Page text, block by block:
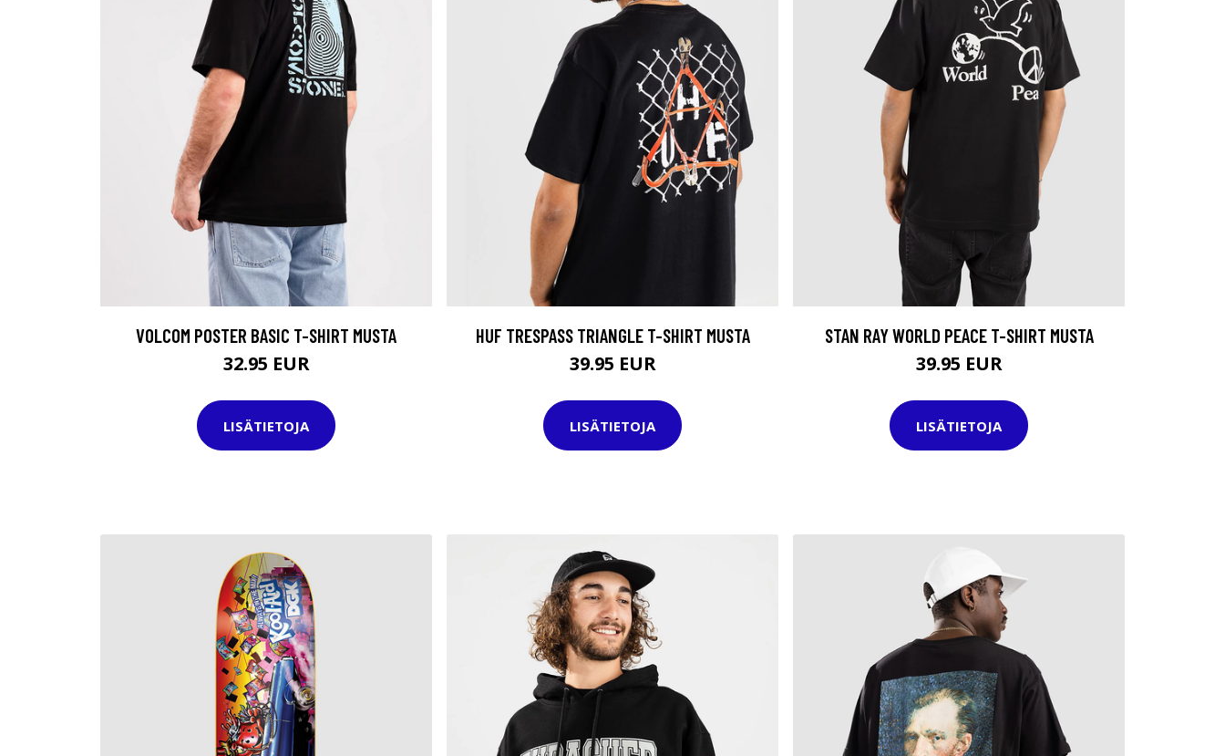
VOLCOM POSTER BASIC T-SHIRT MUSTA
32.95 EUR
LISÄTIETOJA
HUF TRESPASS TRIANGLE T-SHIRT MUSTA
39.95 EUR
LISÄTIETOJA
STAN RAY WORLD PEACE T-SHIRT MUSTA
39.95 EUR
LISÄTIETOJA